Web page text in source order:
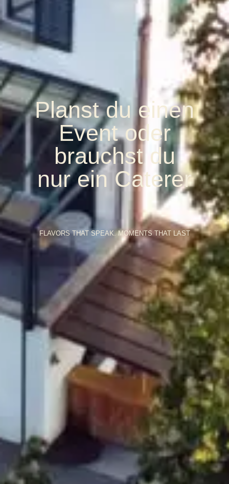
Planst du einen
Event oder
brauchst du
nur ein Caterer
FLAVORS THAT SPEAK. MOMENTS THAT LAST